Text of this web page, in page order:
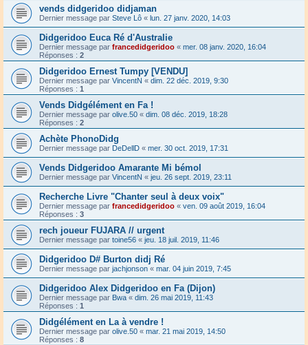
vends didgeridoo didjaman
Dernier message par Steve Lô « lun. 27 janv. 2020, 14:03
Didgeridoo Euca Ré d'Australie
Dernier message par francedidgeridoo « mer. 08 janv. 2020, 16:04
Réponses : 2
Didgeridoo Ernest Tumpy [VENDU]
Dernier message par VincentN « dim. 22 déc. 2019, 9:30
Réponses : 1
Vends Didgélément en Fa !
Dernier message par olive.50 « dim. 08 déc. 2019, 18:28
Réponses : 2
Achète PhonoDidg
Dernier message par DeDellD « mer. 30 oct. 2019, 17:31
Vends Didgeridoo Amarante Mi bémol
Dernier message par VincentN « jeu. 26 sept. 2019, 23:11
Recherche Livre "Chanter seul à deux voix"
Dernier message par francedidgeridoo « ven. 09 août 2019, 16:04
Réponses : 3
rech joueur FUJARA // urgent
Dernier message par toine56 « jeu. 18 juil. 2019, 11:46
Didgeridoo D# Burton didj Ré
Dernier message par jachjonson « mar. 04 juin 2019, 7:45
Didgeridoo Alex Didgeridoo en Fa (Dijon)
Dernier message par Bwa « dim. 26 mai 2019, 11:43
Réponses : 1
Didgélément en La à vendre !
Dernier message par olive.50 « mar. 21 mai 2019, 14:50
Réponses : 8